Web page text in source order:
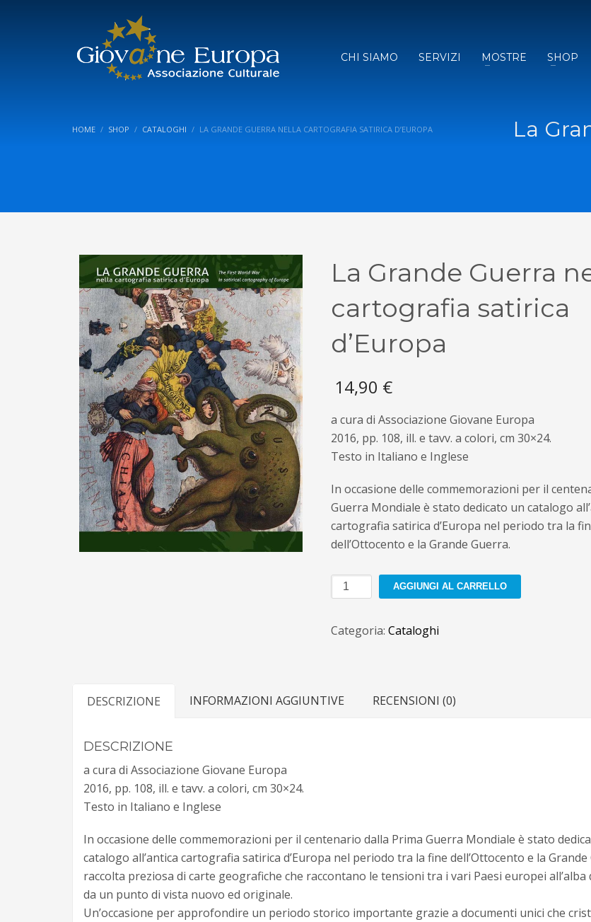
CHI SIAMO SERVIZI MOSTRE SHOP
HOME SHOP CATALOGHI LA GRANDE GUERRA NELLA CARTOGRAFIA SATIRICA D’EUROPA
La
La Grande Guerra
cartografia satirica
d’Europa
14,90 €
a cura di Associazione Giovane Europa
2016, pp. 108, ill. e tavv. a colori, cm 30×24.
Testo in Italiano e Inglese
In occasione delle commemorazioni per il
Guerra Mondiale è stato dedicato un catalogo
cartografia satirica d’Europa nel periodo tra la
dell’Ottocento e la Grande Guerra.
Grande
nella
d'Europa
AGGIUNGI AL CARRELLO
Categoria: Cataloghi
DESCRIZIONE INFORMAZIONI AGGIUNTIVE RECENSIONI (0)
DESCRIZIONE
a cura di Associazione Giovane Europa
2016, pp. 108, ill. e tavv. a colori, cm 30×24.
Testo in Italiano e Inglese
In occasione delle commemorazioni per il centenario dalla Prima Guerra Mondiale è stato
catalogo all’antica cartografia satirica d’Europa nel periodo tra la fine dell’Ottocento e la Grande
raccolta preziosa di carte geografiche che raccontano le tensioni tra i vari Paesi europei
da un punto di vista nuovo ed originale.
Un’occasione per approfondire un periodo storico importante grazie a documenti unici che